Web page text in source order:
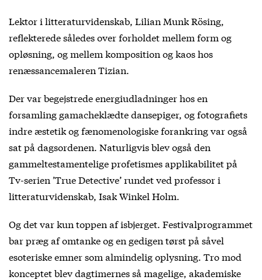
Lektor i litteraturvidenskab, Lilian Munk Rösing,
reflekterede således over forholdet mellem form og
opløsning, og mellem komposition og kaos hos
renæssancemaleren Tizian.
Der var begejstrede energiudladninger hos en
forsamling gamacheklædte dansepiger, og fotografiets
indre æstetik og fænomenologiske forankring var også
sat på dagsordenen. Naturligvis blev også den
gammeltestamentelige profetismes applikabilitet på
Tv-serien ’True Detective’ rundet ved professor i
litteraturvidenskab, Isak Winkel Holm.
Og det var kun toppen af isbjerget. Festivalprogrammet
bar præg af omtanke og en gedigen tørst på såvel
esoteriske emner som almindelig oplysning. Tro mod
konceptet blev dagtimernes så magelige, akademiske